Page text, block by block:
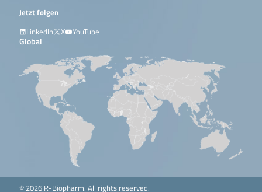
Jetzt folgen
LinkedIn
X YouTube
Global
© 2026 R-Biopharm. All rights reserved.